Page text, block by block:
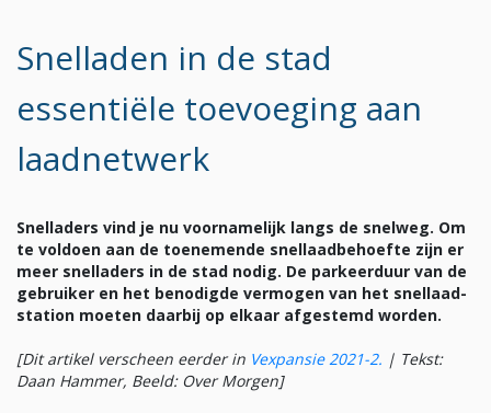
Snelladen in de stad
essentiële toevoeging aan
laadnetwerk
Snelladers vind je nu voornamelijk langs de snelweg. Om
te voldoen aan de toenemende snellaadbehoefte zijn er
meer snelladers in de stad nodig. De parkeerduur van de
gebruiker en het benodigde vermogen van het snellaad­
station moeten daarbij op elkaar afgestemd worden.
[Dit artikel verscheen eerder in Vexpansie 2021-2. | Tekst:
Daan Hammer, Beeld: Over Morgen]